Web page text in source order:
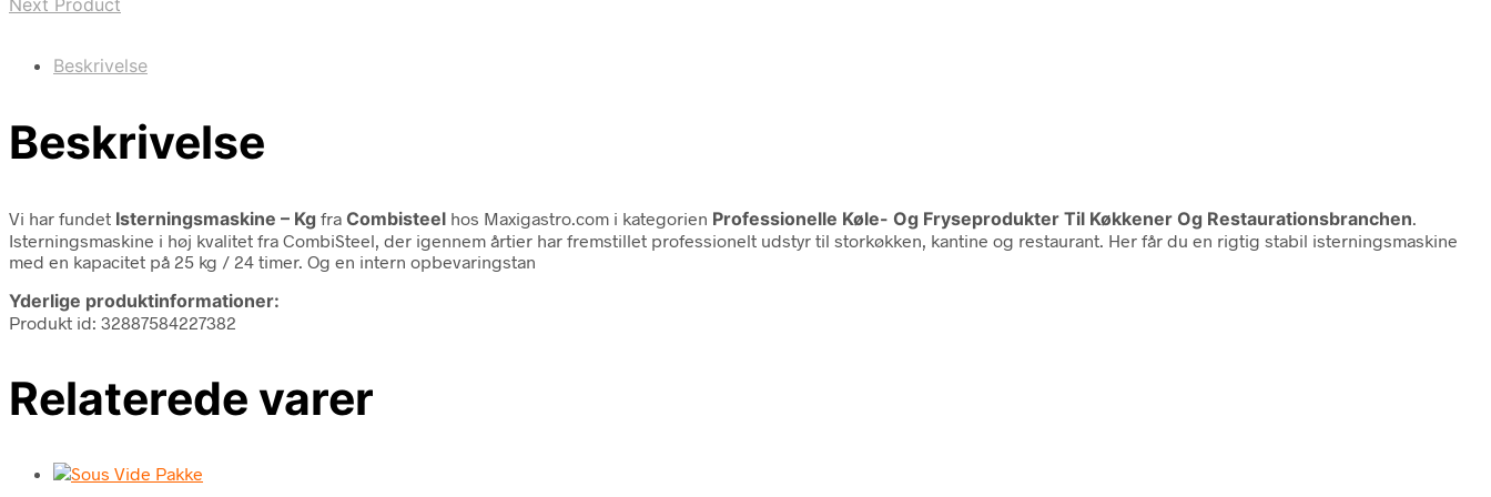
Beskrivelse
Beskrivelse
Vi har fundet Isterningsmaskine – Kg fra Combisteel hos Maxigastro.com i kategorien Professionelle Køle- Og Fryseprodukter Til Køkkener Og Restaurationsbranchen
Isterningsmaskine i høj kvalitet fra CombiSteel, der igennem årtier har fremstillet professionelt udstyr til storkøkken, kantine og restaurant. Her får du en rigtig stabil isterningsmaskine
med en kapacitet på 25 kg / 24 timer. Og en intern opbevaringstan
Yderlige produktinformationer:
Produkt id: 32887584227382
Relaterede varer